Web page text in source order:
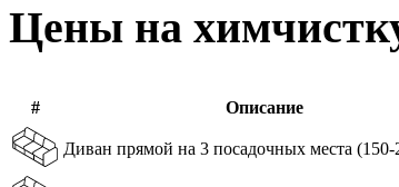
Цены на
# Описание
Диван прямой на 3 посадочных места (150-